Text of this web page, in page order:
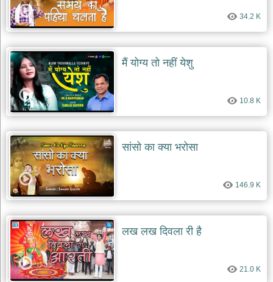
34.2 K
मैं योग्य तो नहीं येशु
10.8 K
सांसो का क्या भरोसा
146.9 K
लख लख दिवला री है
21.0 K